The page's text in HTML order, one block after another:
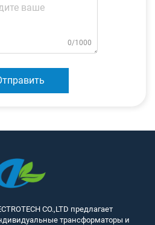
0/1000
CO.,LTD предлагает
трансформаторы и